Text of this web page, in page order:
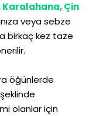
Karalahana, Çin
veya sebze
birkaç kez taze
öğünlerde
olanlar için